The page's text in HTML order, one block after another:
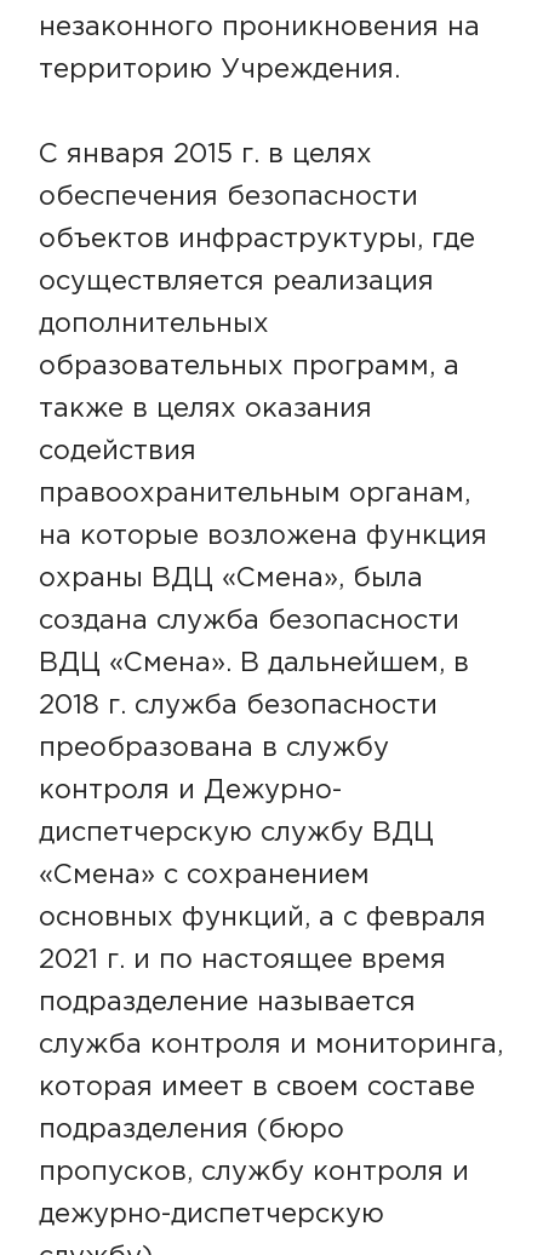
незаконного проникновения на
территорию Учреждения.
С января 2015 г. в целях
обеспечения безопасности
объектов инфраструктуры, где
осуществляется реализация
дополнительных
образовательных программ, а
также в целях оказания
содействия
правоохранительным органам,
на которые возложена функция
охраны ВДЦ «Смена», была
создана служба безопасности
ВДЦ «Смена». В дальнейшем, в
2018 г. служба безопасности
преобразована в службу
контроля и Дежурно-
диспетчерскую службу ВДЦ
«Смена» с сохранением
основных функций, а с февраля
2021 г. и по настоящее время
подразделение называется
служба контроля и мониторинга,
которая имеет в своем составе
подразделения (бюро
пропусков, службу контроля и
дежурно-диспетчерскую